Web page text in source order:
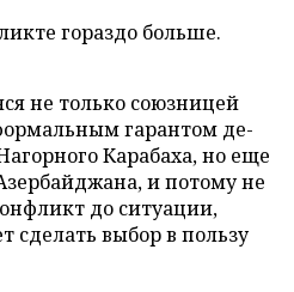
гораздо больше.
не только союзницей
гарантом де-
Карабаха, но еще
и потому не
до ситуации,
сделать выбор в пользу